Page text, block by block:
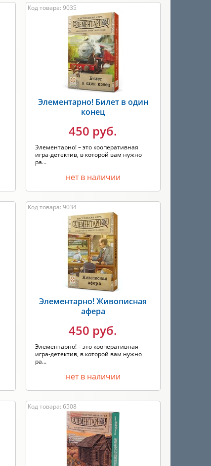
Код товара: 9035
Элементарно! Билет в один
конец
450 руб.
Элементарно! – это кооперативная
игра-детектив, в которой вам нужно
ра...
нет в наличии
Код товара: 9034
Элементарно! Живописная
афера
450 руб.
Элементарно! – это кооперативная
игра-детектив, в которой вам нужно
ра...
нет в наличии
Код товара: 6508